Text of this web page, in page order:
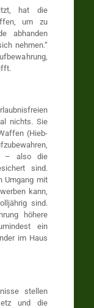
hat die
um zu
abhanden
nehmen.“
nichts. Sie
(Hieb-
– also die
sind.
Umgang mit
kann,
sind.
höhere
ein
im Haus
stellen
und die